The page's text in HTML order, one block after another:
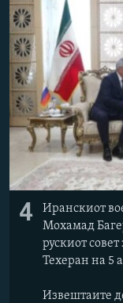
4
Иранскиот
Мохамад
рускиот совет
Техеран на 5
Извештаите